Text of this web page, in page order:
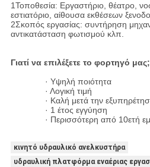
1Τοποθεσία: Εργαστήριο, θέατρο,
εστιατόριο, αίθουσα εκθέσεων
2Σκοπός εργασίας: συντήρηση
αντικατάσταση φωτισμού κλπ.
Γιατί να επιλέξετε το φορτηγό μας;
· Υψηλή ποιότητα
· Λογική τιμή
· Καλή μετά την
· 1 έτος εγγύηση
· Περισσότερη από 10ετή
κινητό υδραυλικό ανελκυστήρα
υδραυλική πλατφόρμα εναέριας